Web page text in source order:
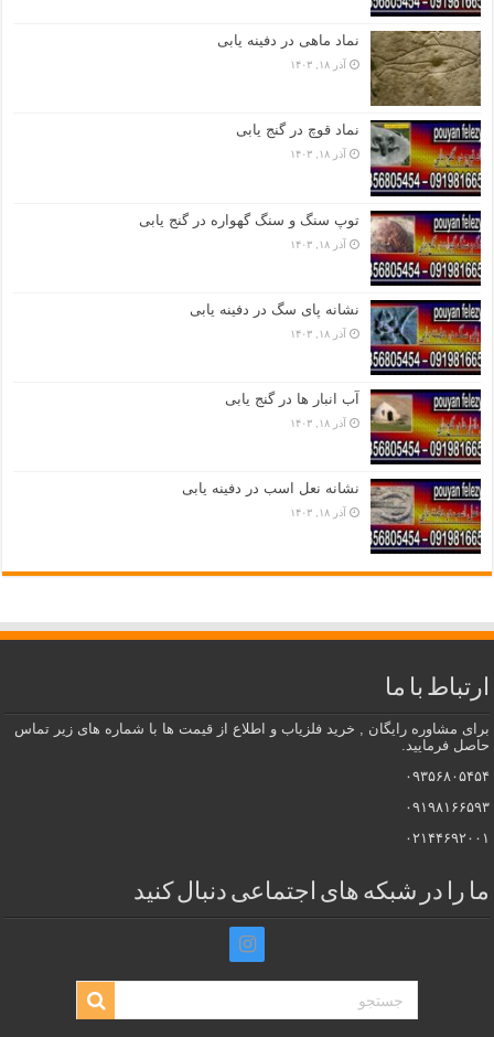
نماد ماهی در دفینه یابی
آذر ۱۸, ۱۴۰۳
نماد قوچ در گنج یابی
آذر ۱۸, ۱۴۰۳
توپ سنگ و سنگ گهواره در گنج یابی
آذر ۱۸, ۱۴۰۳
نشانه پای سگ در دفینه یابی
آذر ۱۸, ۱۴۰۳
آب انبار ها در گنج یابی
آذر ۱۸, ۱۴۰۳
نشانه نعل اسب در دفینه یابی
آذر ۱۸, ۱۴۰۳
ارتباط با ما
برای مشاوره رایگان , خرید فلزیاب و اطلاع از قیمت ها با شماره های زیر تماس
حاصل فرمایید.
۰۹۳۵۶۸۰۵۴۵۴
۰۹۱۹۸۱۶۶۵۹۳
۰۲۱۴۴۶۹۲۰۰۱
ما را در شبکه های اجتماعی دنبال کنید